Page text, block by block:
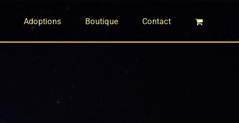
Adoptions Boutique Contact